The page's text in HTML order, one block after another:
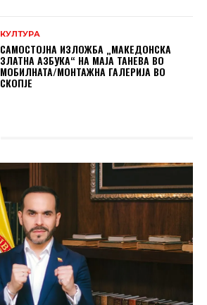
КУЛТУРА
САМОСТОЈНА ИЗЛОЖБА „МАКЕДОНСКА
ЗЛАТНА АЗБУКА“ НА МAЈА ТАНЕВА ВО
МОБИЛНАТА/МОНТАЖНА ГАЛЕРИЈА ВО
СКОПЈЕ